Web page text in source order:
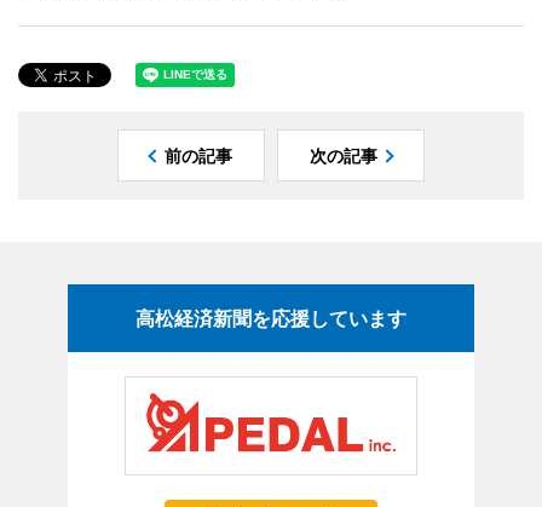
前の記事 次の記事
高松経済新聞を応援しています